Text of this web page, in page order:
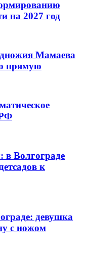
на 2027 год
Мамаева
прямую
в Волгограде
к
девушка
с ножом